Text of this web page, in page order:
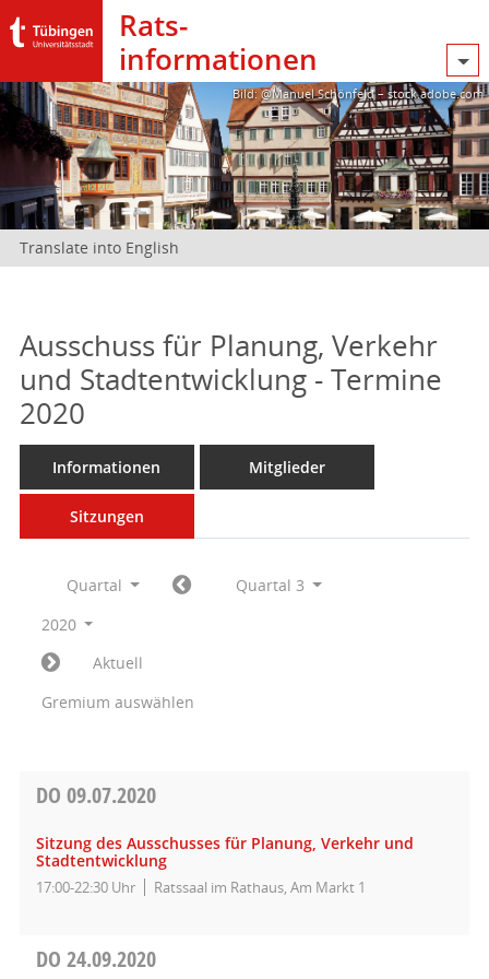
Rats­
informationen
Bild: @Manuel Schönfeld – stock.adobe.com
Translate into English
Ausschuss für Planung, Verkehr
und Stadtentwicklung - Termine
2020
Informationen Mitglieder
Sitzungen
Quartal
Quartal 3
2020
Aktuell
Gremium auswählen
DO 09.07.2020
Sitzung des Ausschusses für Planung, Verkehr und
Stadtentwicklung
17:00-22:30 Uhr Ratssaal im Rathaus, Am Markt 1
DO 24.09.2020